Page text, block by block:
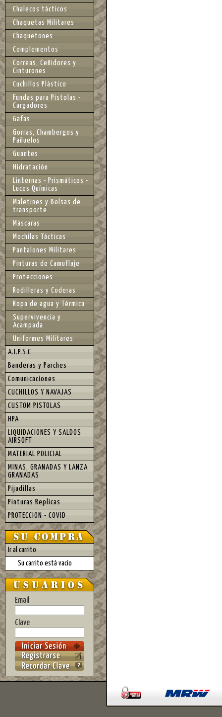
Chalecos tácticos
Chaquetas Militares
Chaquetones
Complementos
Correas, Ceñidores y
Cinturones
Cuchillos Plástico
Fundas para Pistolas -
Cargadores
Gafas
Gorras, Chambergos y
Pañuelos
Guantes
Hidratación
Linternas - Prismáticos -
Luces Químicas
Maletines y Bolsas de
transporte
Máscaras
Mochilas Tácticas
Pantalones Militares
Pinturas de Camuflaje
Protecciones
Rodilleras y Coderas
Ropa de agua y Térmica
Supervivencia y
Acampada
Uniformes Militares
A.I.P.S.C
Banderas y Parches
Comunicaciones
CUCHILLOS Y NAVAJAS
CUSTOM PISTOLAS
HPA
LIQUIDACIONES Y SALDOS
AIRSOFT
MATERIAL POLICIAL
MINAS, GRANADAS Y LANZA
GRANADAS
Pijadillas
Pinturas Replicas
PROTECCION - COVID
Ir al carrito
Su carrito está vacío
Email
Clave